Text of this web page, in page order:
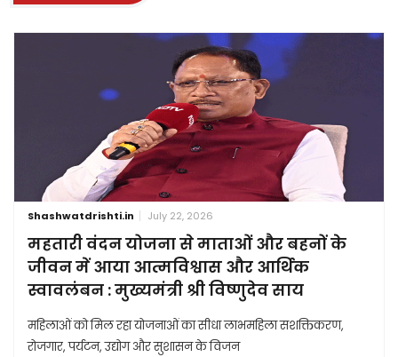
Shashwatdrishti.in July 22, 2026
महतारी वंदन योजना से माताओं और बहनों के
जीवन में आया आत्मविश्वास और आर्थिक
स्वावलंबन : मुख्यमंत्री श्री विष्णुदेव साय
महिलाओं को मिल रहा योजनाओं का सीधा लाभमहिला सशक्तिकरण,
रोजगार, पर्यटन, उद्योग और सुशासन के विजन